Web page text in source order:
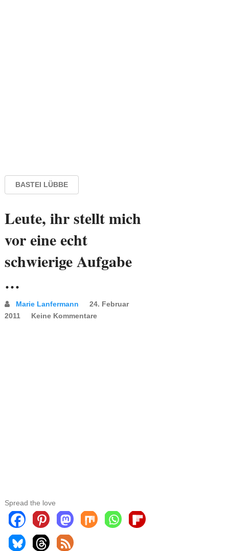
BASTEI LÜBBE
Leute, ihr stellt mich
vor eine echt
schwierige Aufgabe
…
Marie Lanfermann
24. Februar
2011
Keine Kommentare
Spread the love